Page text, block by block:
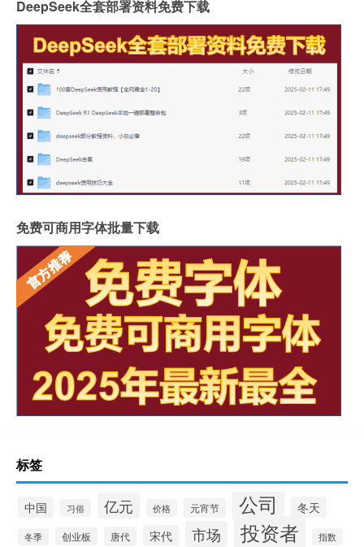
DeepSeek全套部署资料免费下载
免费可商用字体批量下载
标签
中国 习俗 亿元 价格 元宵节 公司 冬天
冬季 创业板 唐代 宋代 市场 投资者 指数